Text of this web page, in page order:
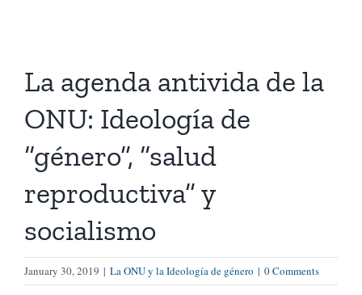
La agenda antivida de la
ONU: Ideología de
“género”, “salud
reproductiva” y
socialismo
January 30, 2019 | La ONU y la Ideología de género | 0 Comments